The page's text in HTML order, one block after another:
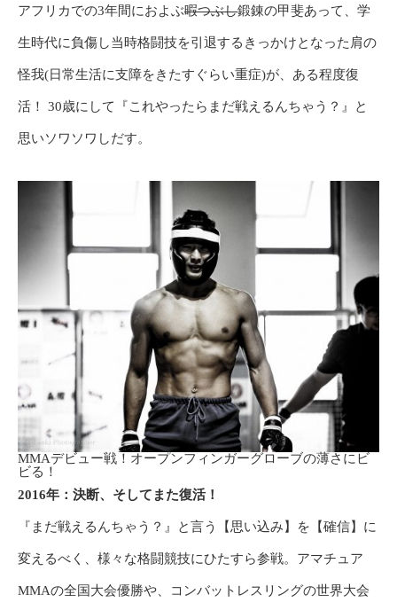
アフリカでの3年間におよぶ暇つぶし鍛錬の甲斐あって、学
生時代に負傷し当時格闘技を引退するきっかけとなった肩の
怪我(日常生活に支障をきたすぐらい重症)が、ある程度復
活！ 30歳にして『これやったらまだ戦えるんちゃう？』と
思いソワソワしだす。
MMAデビュー戦！オープンフィンガーグローブの薄さにビ
ビる！
2016年：決断、そしてまた復活！
『まだ戦えるんちゃう？』と言う【思い込み】を【確信】に
変えるべく、様々な格闘競技にひたすら参戦。アマチュア
MMAの全国大会優勝や、コンバットレスリングの世界大会